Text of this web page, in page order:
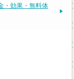
・効果・無料体